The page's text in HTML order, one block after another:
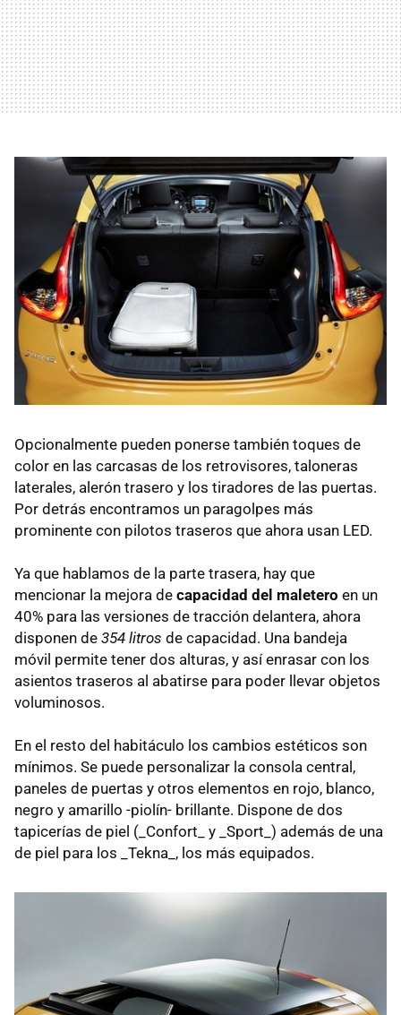
Opcionalmente pueden ponerse también toques de
color en las carcasas de los retrovisores, taloneras
laterales, alerón trasero y los tiradores de las puertas.
Por detrás encontramos un paragolpes más
prominente con pilotos traseros que ahora usan LED.
Ya que hablamos de la parte trasera, hay que
mencionar la mejora de capacidad del maletero en un
40% para las versiones de tracción delantera, ahora
disponen de 354 litros de capacidad. Una bandeja
móvil permite tener dos alturas, y así enrasar con los
asientos traseros al abatirse para poder llevar objetos
voluminosos.
En el resto del habitáculo los cambios estéticos son
mínimos. Se puede personalizar la consola central,
paneles de puertas y otros elementos en rojo, blanco,
negro y amarillo -piolín- brillante. Dispone de dos
tapicerías de piel (_Confort_ y _Sport_) además de una
de piel para los _Tekna_, los más equipados.